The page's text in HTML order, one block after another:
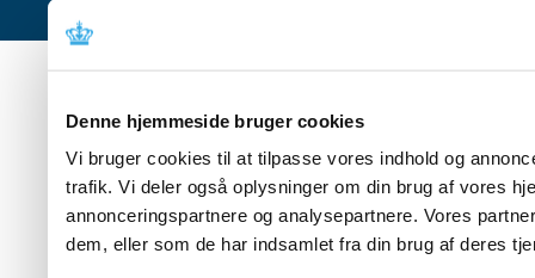
Denne hjemmeside bruger cookies
Vi bruger cookies til at tilpasse vores indhold og
trafik. Vi deler også oplysninger om din brug af vores
annonceringspartnere og analysepartnere. Vores
dem, eller som de har indsamlet fra din brug af deres